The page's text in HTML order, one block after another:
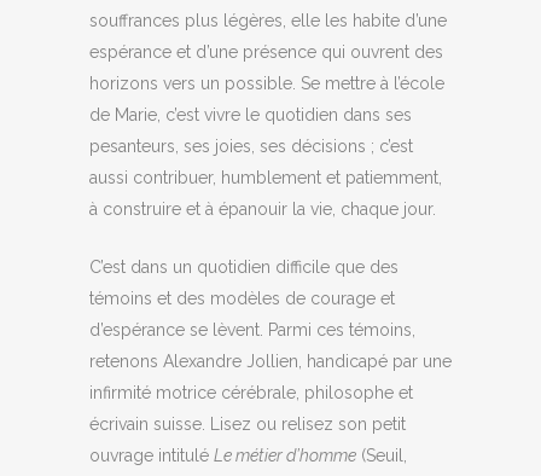
souffrances plus légères, elle les habite d’une
espérance et d’une présence qui ouvrent des
horizons vers un possible. Se mettre à l’école
de Marie, c’est vivre le quotidien dans ses
pesanteurs, ses joies, ses décisions ; c’est
aussi contribuer, humblement et patiemment,
à construire et à épanouir la vie, chaque jour.
C’est dans un quotidien difficile que des
témoins et des modèles de courage et
d’espérance se lèvent. Parmi ces témoins,
retenons Alexandre Jollien, handicapé par une
infirmité motrice cérébrale, philosophe et
écrivain suisse. Lisez ou relisez son petit
ouvrage intitulé Le métier d’homme (Seuil,